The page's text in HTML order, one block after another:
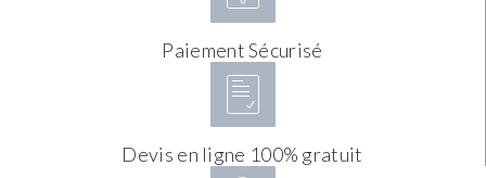
Paiement Sécurisé
Devis en ligne 100% gratuit